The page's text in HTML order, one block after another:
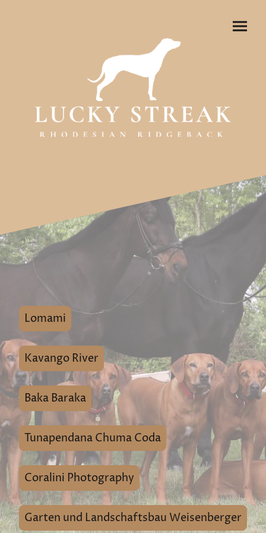
Lomami
Kavango River
Baka Baraka
Tunapendana Chuma Coda
Coralini Photography
Garten und Landschaftsbau Weisenberger